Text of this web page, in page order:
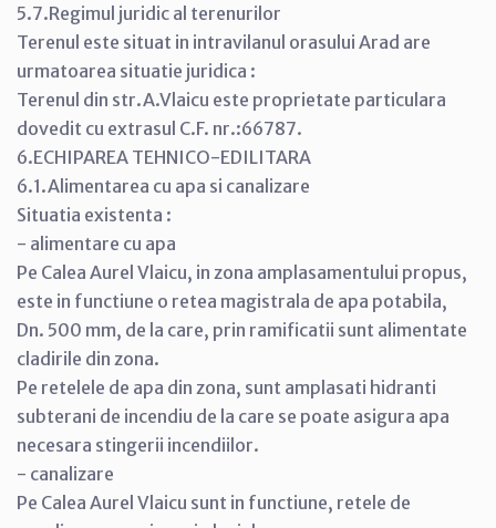
5.7.Regimul juridic al terenurilor
Terenul este situat in intravilanul orasului Arad are
urmatoarea situatie juridica :
Terenul din str.A.Vlaicu este proprietate particulara
dovedit cu extrasul C.F. nr.:66787.
6.ECHIPAREA TEHNICO-EDILITARA
6.1.Alimentarea cu apa si canalizare
Situatia existenta :
- alimentare cu apa
Pe Calea Aurel Vlaicu, in zona amplasamentului propus,
este in functiune o retea magistrala de apa potabila,
Dn. 500 mm, de la care, prin ramificatii sunt alimentate
cladirile din zona.
Pe retelele de apa din zona, sunt amplasati hidranti
subterani de incendiu de la care se poate asigura apa
necesara stingerii incendiilor.
- canalizare
Pe Calea Aurel Vlaicu sunt in functiune, retele de